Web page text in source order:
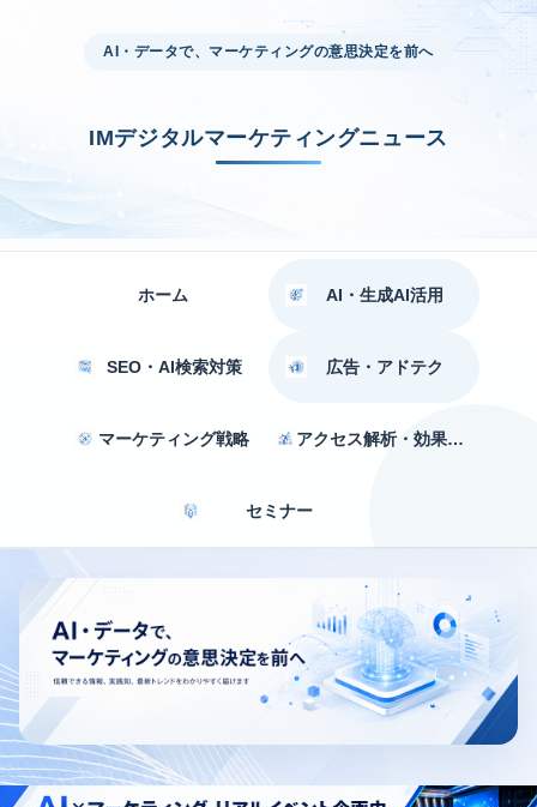
AI・データで、マーケティングの意思決定を前へ
IMデジタルマーケティングニュース
ホーム AI・生成AI活用
SEO・AI検索対策 広告・アドテク
マーケティング戦略 アクセス解析・効果測定
セミナー